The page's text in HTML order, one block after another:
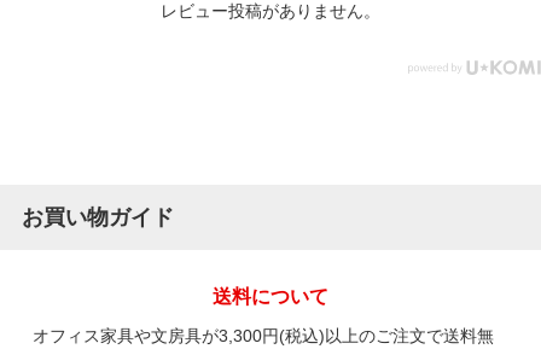
レビュー投稿がありません。
お買い物ガイド
送料について
オフィス家具や文房具が3,300円(税込)以上のご注文で送料無